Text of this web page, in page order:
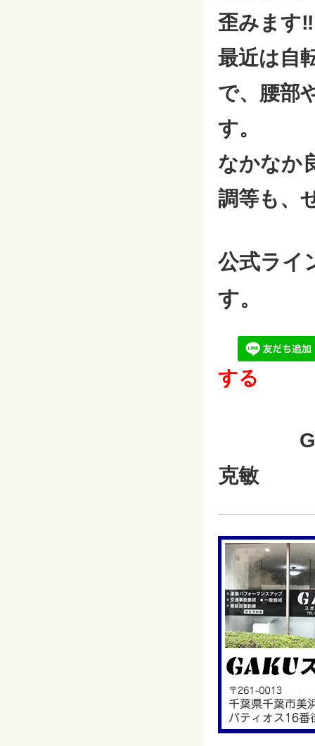
歪みます‼
最近は自
で、腰部
す。
なかなか
調等も、
公式ライ
す。
する
克敏